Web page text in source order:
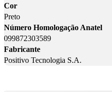
Cor
Preto
Número Homologação Anatel
099872303589
Fabricante
Positivo Tecnologia S.A.